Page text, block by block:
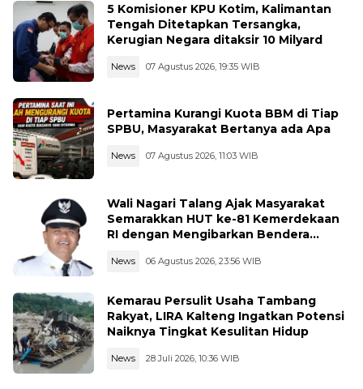
5 Komisioner KPU Kotim, Kalimantan
Tengah Ditetapkan Tersangka,
Kerugian Negara ditaksir 10 Milyard
News 07 Agustus 2026, 19:35 WIB
Pertamina Kurangi Kuota BBM di Tiap
SPBU, Masyarakat Bertanya ada Apa
News 07 Agustus 2026, 11:03 WIB
Wali Nagari Talang Ajak Masyarakat
Semarakkan HUT ke-81 Kemerdekaan
RI dengan Mengibarkan Bendera
News 06 Agustus 2026, 23:56 WIB
Kemarau Persulit Usaha Tambang
Rakyat, LIRA Kalteng Ingatkan Potensi
Naiknya Tingkat Kesulitan Hidup
News 28 Juli 2026, 10:36 WIB